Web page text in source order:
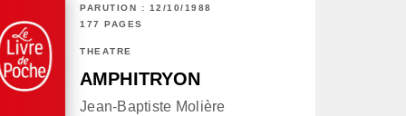
PARUTION : 12/10/1988
177 PAGES
THÉÂTRE
AMPHITRYON
Jean-Baptiste Molière